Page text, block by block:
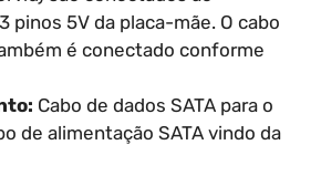
pinos 5V da placa-mãe. O cabo
é conectado conforme
Cabo de dados SATA para o
de alimentação SATA vindo da